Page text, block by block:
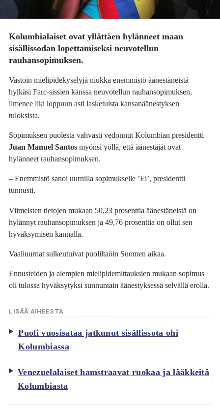
Kolumbialaiset ovat yllättäen hylänneet maan
sisällissodan lopettamiseksi neuvotellun
rauhansopimuksen.
Vastoin mielipidekyselyjä niukka enemmistö äänestäneistä
hylkäsi Farc-sissien kanssa neuvotellun rauhansopimuksen,
ilmenee liki loppuun asti lasketuista kansanäänestyksen
tuloksista.
Sopimuksen puolesta vahvasti vedonnut Kolumbian presidentti
Juan Manuel Santos myönsi yöllä, että äänestäjät ovat
hylänneet rauhansopimuksen.
– Enemmistö sanoi uurnilla sopimukselle ’Ei’, presidentti
tunnusti.
Viimeisten tietojen mukaan 50,23 prosenttia äänestäneistä on
hylännyt rauhansopimuksen ja 49,76 prosenttia on ollut sen
hyväksymisen kannalla.
Vaaliuurnat sulkeutuivat puoliltaöin Suomen aikaa.
Ennusteiden ja aiempien mielipidemittauksien mukaan sopimus
oli tulossa hyväksytyksi sunnuntain äänestyksessä selvällä erolla.
LISÄÄ AIHEESTA
Puoli vuosisataa jatkunut sisällissota ohi
Kolumbiassa
Venezuelalaiset hamstraavat ruokaa ja lääkkeitä
Kolumbiasta